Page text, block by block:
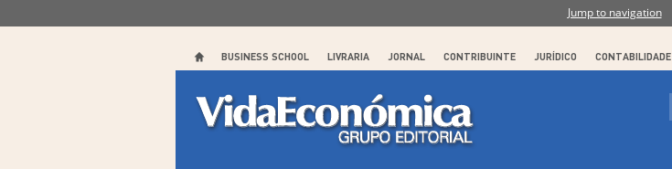
Jump to navigation
BUSINESS SCHOOL LIVRARIA JORNAL CONTRIBUINTE JURÍDICO CONTABILIDADE